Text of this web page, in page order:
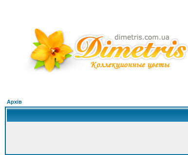
Архів